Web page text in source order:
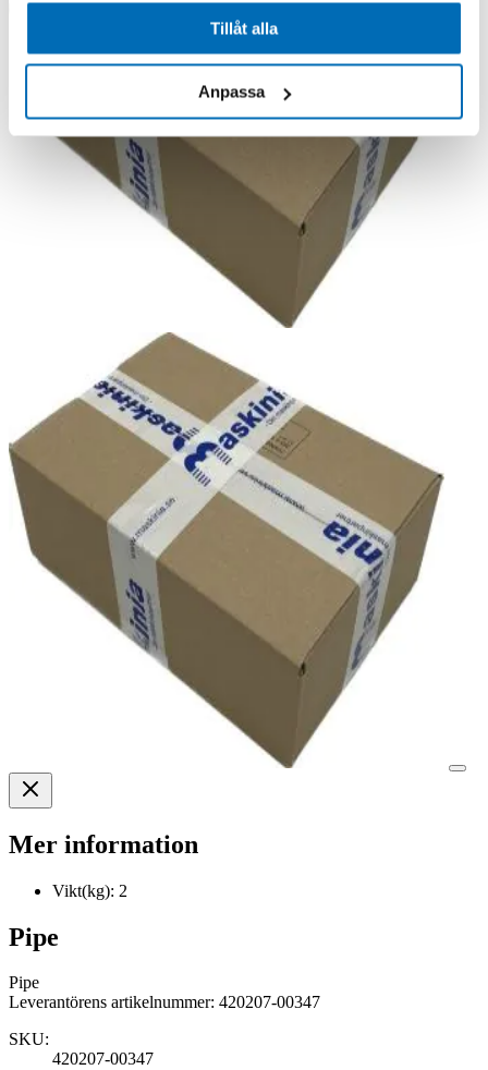
Tillåt alla
Anpassa
Mer information
Vikt(kg): 2
Pipe
Pipe
Leverantörens artikelnummer: 420207-00347
SKU:
420207-00347